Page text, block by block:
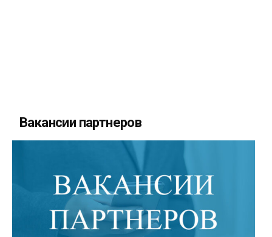
Вакансии партнеров